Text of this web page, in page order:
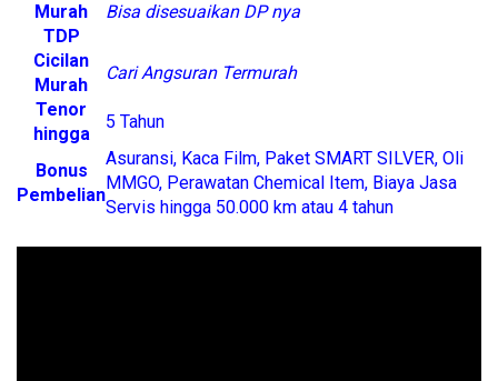
Murah
TDP
Bisa disesuaikan DP nya
Cicilan
Murah
Cari Angsuran Termurah
Tenor
hingga
5 Tahun
Bonus
Pembelian
Asuransi, Kaca Film, Paket SMART SILVER, Oli
MMGO, Perawatan Chemical Item, Biaya Jasa
Servis hingga 50.000 km atau 4 tahun